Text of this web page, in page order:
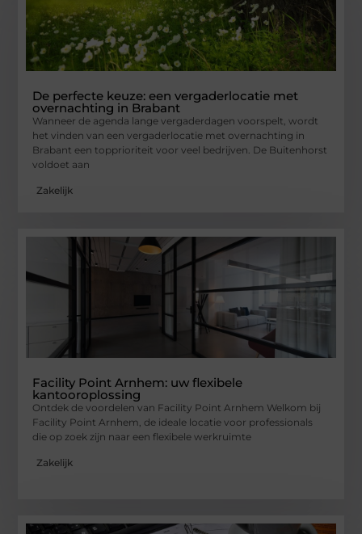
De perfecte keuze: een vergaderlocatie met
overnachting in Brabant
Wanneer de agenda lange vergaderdagen voorspelt, wordt
het vinden van een vergaderlocatie met overnachting in
Brabant een topprioriteit voor veel bedrijven. De Buitenhorst
voldoet aan
Zakelijk
Facility Point Arnhem: uw flexibele
kantooroplossing
Ontdek de voordelen van Facility Point Arnhem Welkom bij
Facility Point Arnhem, de ideale locatie voor professionals
die op zoek zijn naar een flexibele werkruimte
Zakelijk